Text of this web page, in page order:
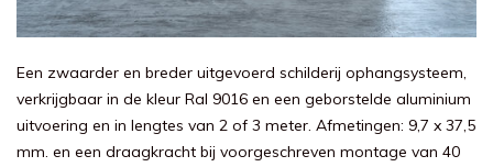
Een zwaarder en breder uitgevoerd schilderij ophangsysteem,
verkrijgbaar in de kleur Ral 9016 en een geborstelde aluminium
uitvoering en in lengtes van 2 of 3 meter. Afmetingen: 9,7 x 37,5
mm. en een draagkracht bij voorgeschreven montage van 40